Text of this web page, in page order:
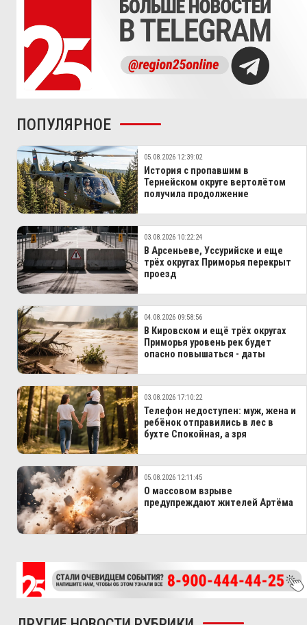
ПОПУЛЯРНОЕ
05.08.2026 12:39:02
История с пропавшим в
Тернейском округе вертолётом
получила продолжение
03.08.2026 10:22:24
В Арсеньеве, Уссурийске и еще
трёх округах Приморья перекрыт
проезд
04.08.2026 09:58:56
В Кировском и ещё трёх округах
Приморья уровень рек будет
опасно повышаться - даты
03.08.2026 17:10:22
Телефон недоступен: муж, жена и
ребёнок отправились в лес в
бухте Спокойная, а зря
05.08.2026 12:11:45
О массовом взрыве
предупреждают жителей Артёма